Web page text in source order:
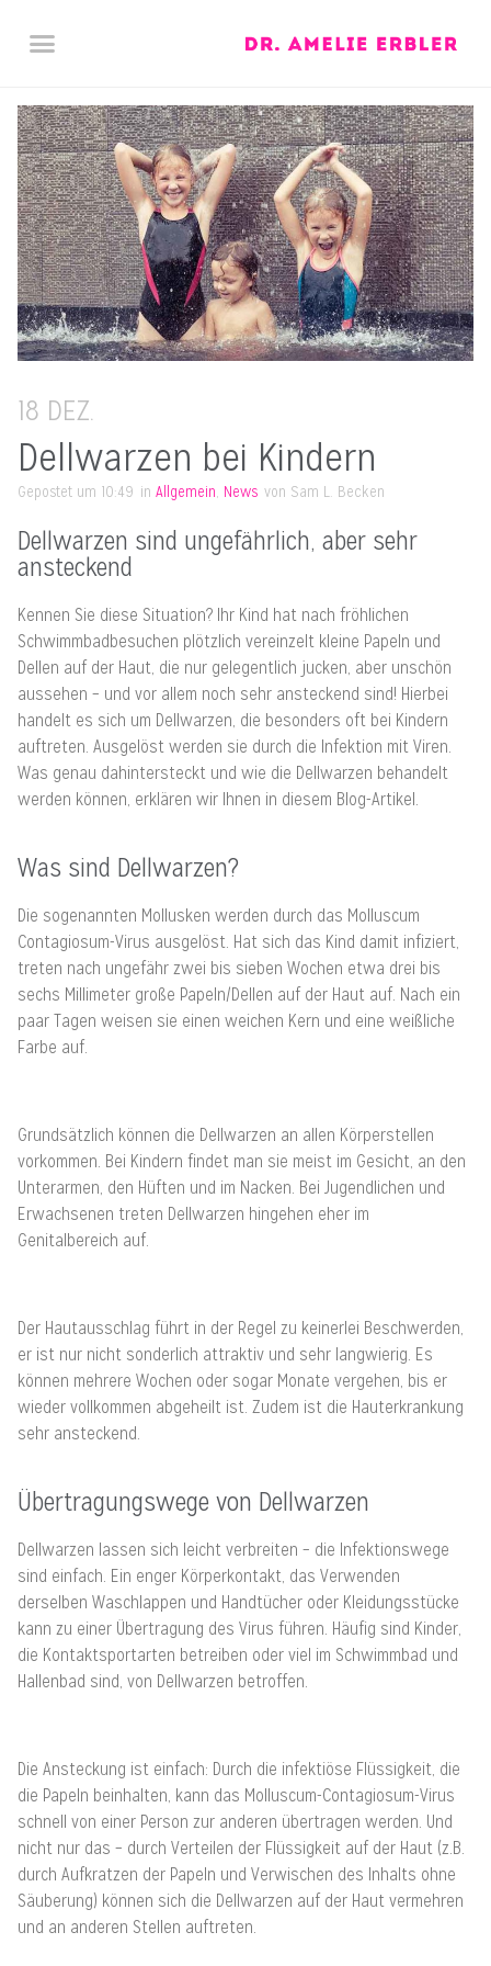
18 DEZ.
Dellwarzen bei Kindern
Gepostet um 10:49 in Allgemein, News von Sam L. Becken
Dellwarzen sind ungefährlich, aber sehr
ansteckend
Kennen Sie diese Situation? Ihr Kind hat nach fröhlichen
Schwimmbadbesuchen plötzlich vereinzelt kleine Papeln und
Dellen auf der Haut, die nur gelegentlich jucken, aber unschön
aussehen – und vor allem noch sehr ansteckend sind! Hierbei
handelt es sich um Dellwarzen, die besonders oft bei Kindern
auftreten. Ausgelöst werden sie durch die Infektion mit Viren.
Was genau dahintersteckt und wie die Dellwarzen behandelt
werden können, erklären wir Ihnen in diesem Blog-Artikel.
Was sind Dellwarzen?
Die sogenannten Mollusken werden durch das Molluscum
Contagiosum-Virus ausgelöst. Hat sich das Kind damit infiziert,
treten nach ungefähr zwei bis sieben Wochen etwa drei bis
sechs Millimeter große Papeln/Dellen auf der Haut auf. Nach ein
paar Tagen weisen sie einen weichen Kern und eine weißliche
Farbe auf.
Grundsätzlich können die Dellwarzen an allen Körperstellen
vorkommen. Bei Kindern findet man sie meist im Gesicht, an den
Unterarmen, den Hüften und im Nacken. Bei Jugendlichen und
Erwachsenen treten Dellwarzen hingehen eher im
Genitalbereich auf.
Der Hautausschlag führt in der Regel zu keinerlei Beschwerden,
er ist nur nicht sonderlich attraktiv und sehr langwierig. Es
können mehrere Wochen oder sogar Monate vergehen, bis er
wieder vollkommen abgeheilt ist. Zudem ist die Hauterkrankung
sehr ansteckend.
Übertragungswege von Dellwarzen
Dellwarzen lassen sich leicht verbreiten – die Infektionswege
sind einfach. Ein enger Körperkontakt, das Verwenden
derselben Waschlappen und Handtücher oder Kleidungsstücke
kann zu einer Übertragung des Virus führen. Häufig sind Kinder,
die Kontaktsportarten betreiben oder viel im Schwimmbad und
Hallenbad sind, von Dellwarzen betroffen.
Die Ansteckung ist einfach: Durch die infektiöse Flüssigkeit, die
die Papeln beinhalten, kann das Molluscum-Contagiosum-Virus
schnell von einer Person zur anderen übertragen werden. Und
nicht nur das – durch Verteilen der Flüssigkeit auf der Haut (z.B.
durch Aufkratzen der Papeln und Verwischen des Inhalts ohne
Säuberung) können sich die Dellwarzen auf der Haut vermehren
und an anderen Stellen auftreten.